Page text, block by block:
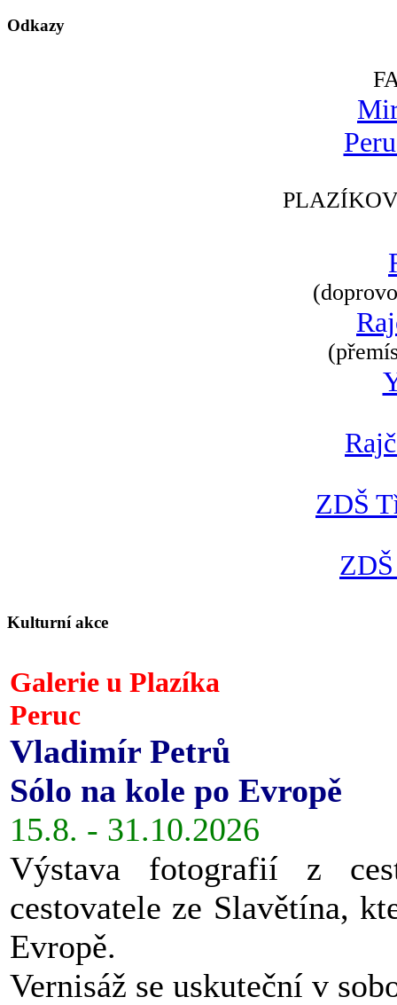
Odkazy
ZDŠ
Kulturní akce
Galerie u Plazíka
Peruc
Vladimír Petrů
Sólo na kole po Evropě
15.8. - 31.10.2026
Výstava fotografií z
cestovatele ze Slavětína,
Evropě.
Vernisáž se uskuteční v